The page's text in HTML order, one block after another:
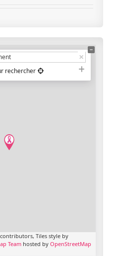
rechercher
contributors, Tiles style by
Team hosted by OpenStreetMap